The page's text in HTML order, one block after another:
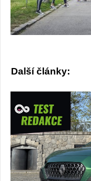
Další články: